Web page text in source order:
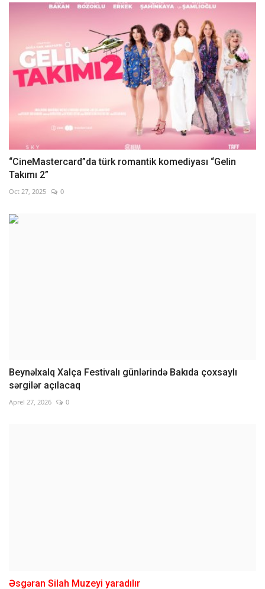
“CineMastercard”da türk romantik komediyası “Gelin
Takımı 2”
Oct 27, 2025 0
Beynəlxalq Xalça Festivalı günlərində Bakıda çoxsaylı
sərgilər açılacaq
Aprel 27, 2026 0
Əsgəran Silah Muzeyi yaradılır